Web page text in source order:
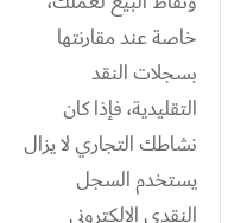
خاصة عند مقارنتها
بسجلات النقد
التقليدية، فإذا كان
نشاطك التجاري لا يزال
يستخدم السجل
النقدي الإلكتروني